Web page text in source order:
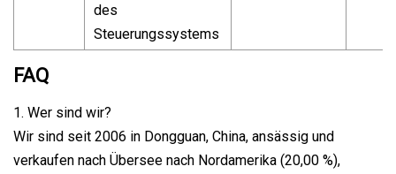
des
Steuerungssystems
FAQ
1. Wer sind wir?
Wir sind seit 2006 in Dongguan, China, ansässig und
verkaufen nach Übersee nach Nordamerika (20,00 %),